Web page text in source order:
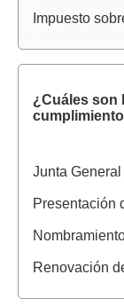
Impuesto
¿Cuáles son
Junta
Presentación
Renovación